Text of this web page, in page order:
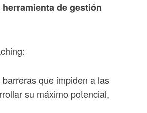
de gestión
que impiden a las
su máximo potencial,